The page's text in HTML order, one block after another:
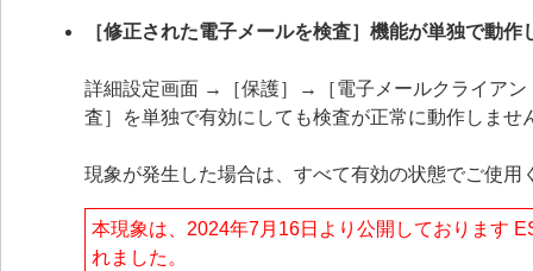
［修正された電子メールを検査］機能が単独で動作
詳細設定画面 →［保護］→［電子メールクライア
査］を単独で有効にしても検査が正常に動作しませ
現象が発生した場合は、すべて有効の状態でご使用
本現象は、2024年7月16日より公開しております
れました。